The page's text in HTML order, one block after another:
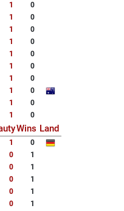
1
0
1
0
1
0
1
0
1
0
1
0
1
0
1
0
1
0
1 0
Wins Land
1
0
0
1
0
1
0
1
0
1
0
1